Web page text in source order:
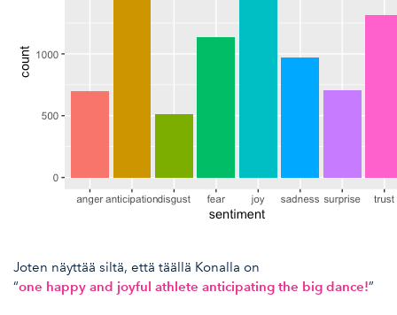
Joten näyttää siltä, että täällä Konalla on
“one happy and joyful athlete anticipating the big dance!”